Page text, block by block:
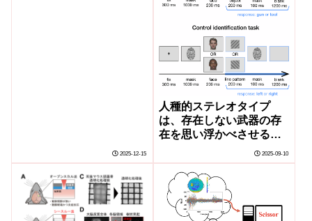
2025-12-15
人種的ステレオタイプ
は、存在しない武器の存
在を思い浮かべさせる
(Racial Stereotypes Can
Make Us See Weapons
Where They Don’t Exist)
2025-09-10